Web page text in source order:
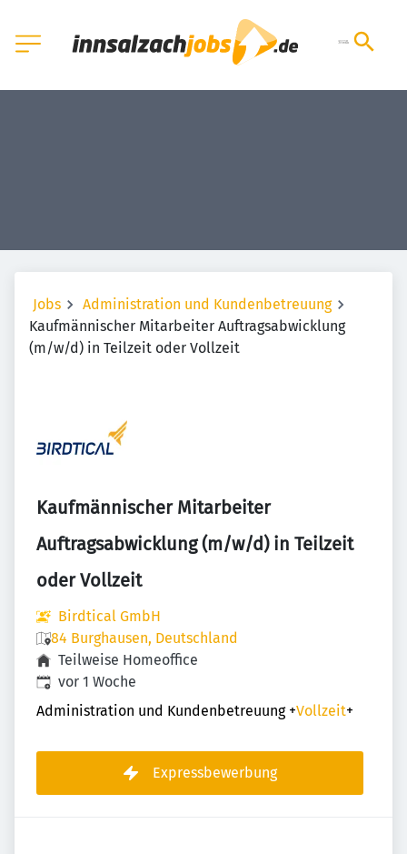
Jobs
Administration und Kundenbetreuung
Kaufmännischer Mitarbeiter Auftragsabwicklung
(m/w/d) in Teilzeit oder Vollzeit
Kaufmännischer Mitarbeiter
Auftragsabwicklung (m/w/d) in Teilzeit
oder Vollzeit
Birdtical GmbH
84 Burghausen, Deutschland
Teilweise Homeoffice
Veröffentlicht:
vor 1 Woche
Administration und Kundenbetreuung +Vollzeit+
Expressbewerbung